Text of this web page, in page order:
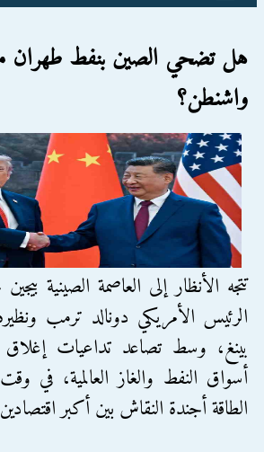
هل تضحي الصين بنفط طهران
واشنطن؟
تتجه الأنظار إلى العاصمة الصينية
الرئيس الأمريكي دونالد ترمب
بينغ، وسط تصاعد تداعيات
أسواق النفط والغاز العالمية، في
الطاقة أجندة النقاش بين أكبر اقتصادين